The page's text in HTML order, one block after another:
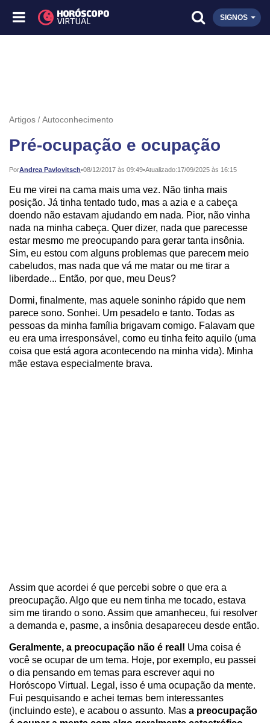
SIGNOS
Artigos Autoconhecimento
Pré-ocupação e ocupação
PorAndrea Pavlovitsch•
Publicado: 08/12/2017 às 09:49•Atualizado:17/09/2025 às 16:15
Eu me virei na cama mais uma vez. Não tinha mais
posição. Já tinha tentado tudo, mas a azia e a cabeça
doendo não estavam ajudando em nada. Pior, não vinha
nada na minha cabeça. Quer dizer, nada que parecesse
estar mesmo me preocupando para gerar tanta insônia.
Sim, eu estou com alguns problemas que parecem meio
cabeludos, mas nada que vá me matar ou me tirar a
liberdade... Então, por que, meu Deus?
Dormi, finalmente, mas aquele soninho rápido que nem
parece sono. Sonhei. Um pesadelo e tanto. Todas as
pessoas da minha família brigavam comigo. Falavam que
eu era uma irresponsável, como eu tinha feito aquilo (uma
coisa que está agora acontecendo na minha vida). Minha
mãe estava especialmente brava.
Assim que acordei é que percebi sobre o que era a
preocupação. Algo que eu nem tinha me tocado, estava
sim me tirando o sono. Assim que amanheceu, fui resolver
a demanda e, pasme, a insônia desapareceu desde então.
Geralmente, a preocupação não é real! Uma coisa é
você se ocupar de um tema. Hoje, por exemplo, eu passei
o dia pensando em temas para escrever aqui no
Horóscopo Virtual. Legal, isso é uma ocupação da mente.
Fui pesquisando e achei temas bem interessantes
(incluindo este), e acabou o assunto. Mas a preocupação